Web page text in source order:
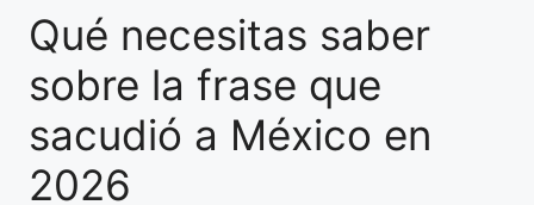
Qué necesitas saber
sobre la frase que
sacudió a México en
2026